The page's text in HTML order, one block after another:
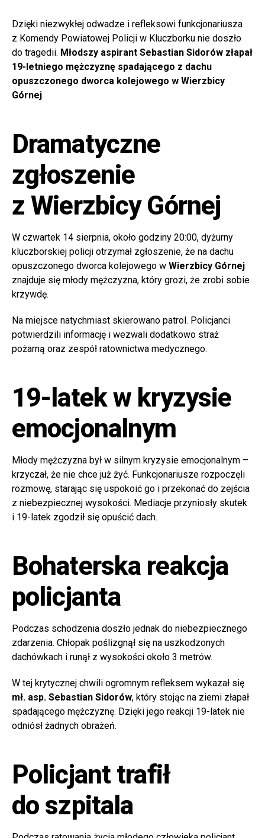
Dzięki niezwykłej odwadze i refleksowi funkcjonariusza
z Komendy Powiatowej Policji w Kluczborku nie doszło
do tragedii. Młodszy aspirant Sebastian Sidorów złapał
19-letniego mężczyznę spadającego z dachu
opuszczonego dworca kolejowego w Wierzbicy
Górnej.
Dramatyczne
zgłoszenie
z Wierzbicy Górnej
W czwartek 14 sierpnia, około godziny 20:00, dyżurny
kluczborskiej policji otrzymał zgłoszenie, że na dachu
opuszczonego dworca kolejowego w Wierzbicy Górnej
znajduje się młody mężczyzna, który grozi, że zrobi sobie
krzywdę.
Na miejsce natychmiast skierowano patrol. Policjanci
potwierdzili informację i wezwali dodatkowo straż
pożarną oraz zespół ratownictwa medycznego.
19-latek w kryzysie
emocjonalnym
Młody mężczyzna był w silnym kryzysie emocjonalnym –
krzyczał, że nie chce już żyć. Funkcjonariusze rozpoczęli
rozmowę, starając się uspokoić go i przekonać do zejścia
z niebezpiecznej wysokości. Mediacje przyniosły skutek
i 19-latek zgodził się opuścić dach.
Bohaterska reakcja
policjanta
Podczas schodzenia doszło jednak do niebezpiecznego
zdarzenia. Chłopak poślizgnął się na uszkodzonych
dachówkach i runął z wysokości około 3 metrów.
W tej krytycznej chwili ogromnym refleksem wykazał się
mł. asp. Sebastian Sidorów, który stojąc na ziemi złapał
spadającego mężczyznę. Dzięki jego reakcji 19-latek nie
odniósł żadnych obrażeń.
Policjant trafił
do szpitala